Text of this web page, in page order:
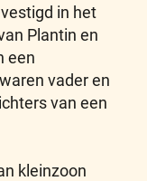
in het
Plantin en
een
vader en
van een
kleinzoon